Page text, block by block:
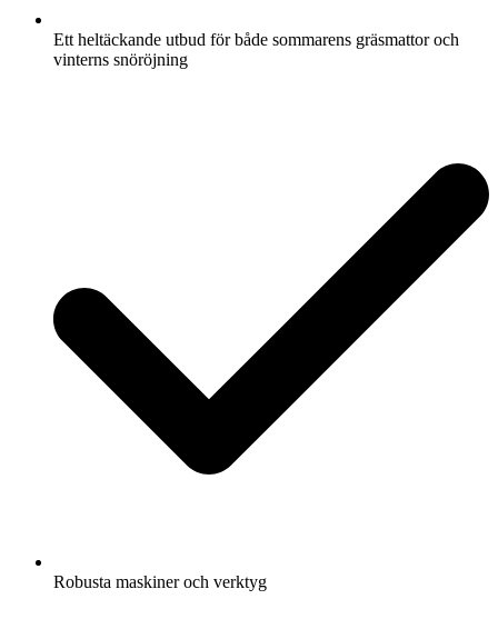
Ett heltäckande utbud för både sommarens gräsmattor och
vinterns snöröjning
Robusta maskiner och verktyg